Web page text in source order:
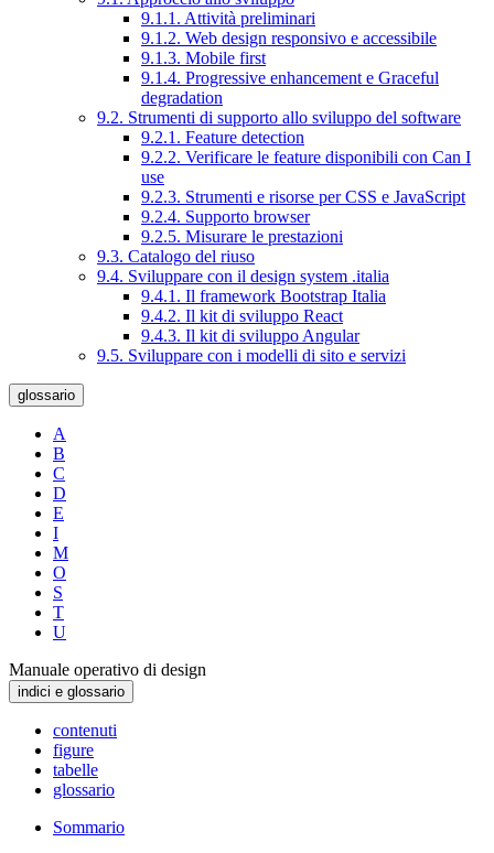
9.1.1. Attività preliminari
9.1.2. Web design responsivo e accessibile
9.1.3. Mobile first
9.1.4. Progressive enhancement e Graceful
degradation
9.2. Strumenti di supporto allo sviluppo del software
9.2.1. Feature detection
9.2.2. Verificare le feature disponibili con Can I
use
9.2.3. Strumenti e risorse per CSS e JavaScript
9.2.4. Supporto browser
9.2.5. Misurare le prestazioni
9.3. Catalogo del riuso
9.4. Sviluppare con il design system .italia
9.4.1. Il framework Bootstrap Italia
9.4.2. Il kit di sviluppo React
9.4.3. Il kit di sviluppo Angular
9.5. Sviluppare con i modelli di sito e servizi
glossario
A
B
C
D
E
I
M
O
S
T
U
Manuale operativo di design
indici e glossario
contenuti
figure
tabelle
glossario
Sommario